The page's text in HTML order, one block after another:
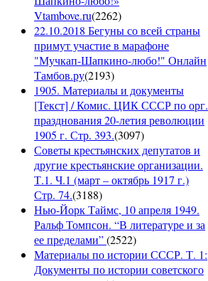
Vtambove.ru(2262)
22.10.2018 Бегуны со всей страны
примут участие в марафоне
"Мучкап-Шапкино-любо!" Онлайн
Тамбов.ру(2193)
1905. Материалы и документы
[Текст] / Комис. ЦИК СССР по орг.
празднования 20-летия революции
1905 г. Стр. 393.(3097)
Советы крестьянских депутатов и
другие крестьянские организации.
Т.1. Ч.1 (март – октябрь 1917 г.)
Стр. 74.(3188)
Нью-Йорк Таймс, 10 апреля 1949.
Ральф Томпсон. “В литературе и за
ее пределами”(2522)
Материалы по истории СССР. Т. 1:
Документы по истории советского